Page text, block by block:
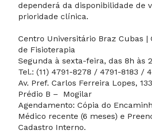
dependerá da disponibilidade de
prioridade clínica.
Centro Universitário Braz Cubas |
de Fisioterapia
Segunda à sexta-feira, das 8h às 2
Tel.: (11) 4791-8278 / 4791-8183 /
Av. Pref. Carlos Ferreira Lopes,
Prédio B –
Mogilar
Agendamento: Cópia do
Médico recente (6 meses) e
Cadastro Interno.